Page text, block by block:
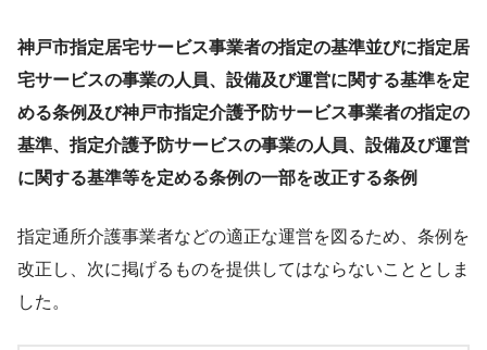
神戸市指定居宅サービス事業者の指定の基準並びに指定居
宅サービスの事業の人員、設備及び運営に関する基準を定
める条例及び神戸市指定介護予防サービス事業者の指定の
基準、指定介護予防サービスの事業の人員、設備及び運営
に関する基準等を定める条例の一部を改正する条例
指定通所介護事業者などの適正な運営を図るため、条例を
改正し、次に掲げるものを提供してはならないこととしま
した。